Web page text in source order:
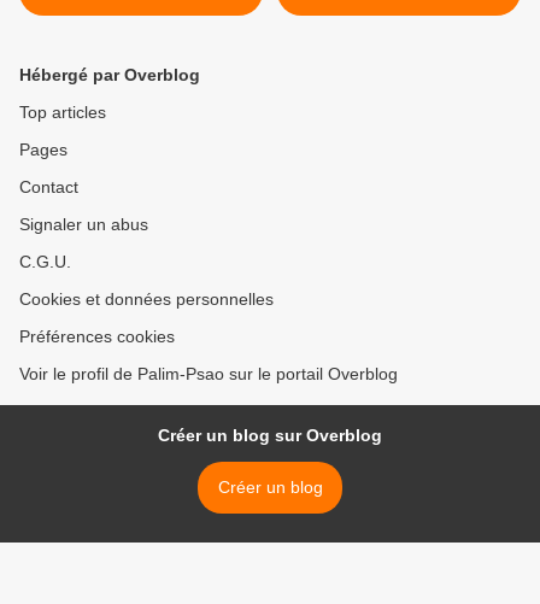
Postone Legacy Project
Éditions Crise & Critique :
Hébergé par Overblog
Top articles
Pages
Contact
Signaler un abus
C.G.U.
Cookies et données personnelles
Préférences cookies
Voir le profil de Palim-Psao sur le portail Overblog
Créer un blog sur Overblog
Créer un blog